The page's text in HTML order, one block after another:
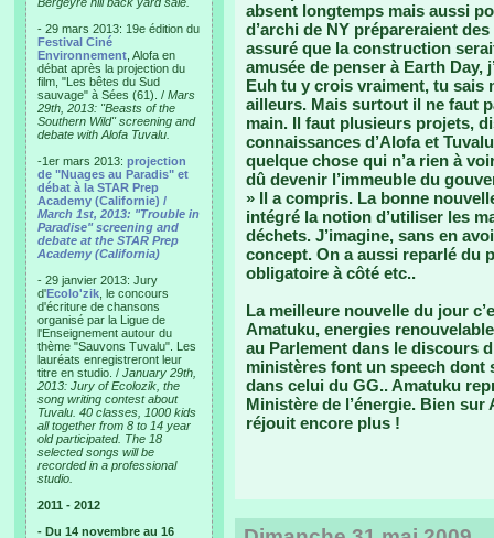
- 29 mars 2013: 19e édition du
Festival Ciné
Environnement , Alofa en
débat après la projection du
film, "Les bêtes du Sud
sauvage" à Sées (61). / Mars
29th, 2013: "Beasts of the
Southern Wild" screening and
debate with Alofa Tuvalu.
-1er mars 2013: projection
de "Nuages au Paradis" et
débat à la STAR Prep
Academy (Californie) /
March 1st, 2013: "Trouble in
Paradise" screening and
debate at the STAR Prep
Academy (California)
- 29 janvier 2013: Jury
d'Ecolo'zik , le concours
d'écriture de chansons
organisé par la Ligue de
l'Enseignement autour du
thème "Sauvons Tuvalu". Les
lauréats enregistreront leur
titre en studio. / January 29th,
2013: Jury of Ecolozik, the
song writing contest about
Tuvalu. 40 classes, 1000 kids
all together from 8 to 14 year
old participated. The 18
selected songs will be
recorded in a professional
studio.
2011 - 2012
- Du 14 novembre au 16
absent longtemps mais aussi
d’archi de NY prépareraient
assuré que la construction
amusée de penser à Earth Day,
Euh tu y crois vraiment, tu sais
ailleurs. Mais surtout il ne faut
main. Il faut plusieurs projets,
connaissances d’Alofa et
quelque chose qui n’a rien à
dû devenir l’immeuble du
» Il a compris. La bonne
intégré la notion d’utiliser les
déchets. J’imagine, sans en
concept. On a aussi reparlé du
obligatoire à côté etc..
La meilleure nouvelle du jour
Amatuku, energies
au Parlement dans le discours
ministères font un speech
dans celui du GG.. Amatuku
Ministère de l’énergie. Bien sur
réjouit encore plus !